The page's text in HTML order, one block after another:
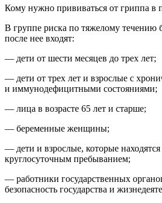
Кому нужно прививаться от гриппа в
В группе риска по тяжелому течению
после нее входят:
— дети от шести месяцев до трех лет;
— дети от трех лет и взрослые с
и иммунодефицитными состояниями;
— лица в возрасте 65 лет и старше;
— беременные женщины;
— дети и взрослые, которые
круглосуточным пребыванием;
— работники государственных
безопасность государства и